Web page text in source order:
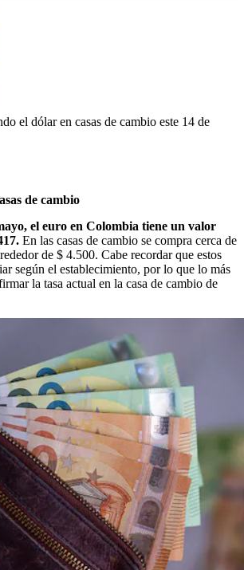
el dólar en casas de cambio este 14 de
de cambio
el euro en Colombia tiene un valor
En las casas de cambio se compra cerca de
de $ 4.500. Cabe recordar que estos
según el establecimiento, por lo que lo más
la tasa actual en la casa de cambio de